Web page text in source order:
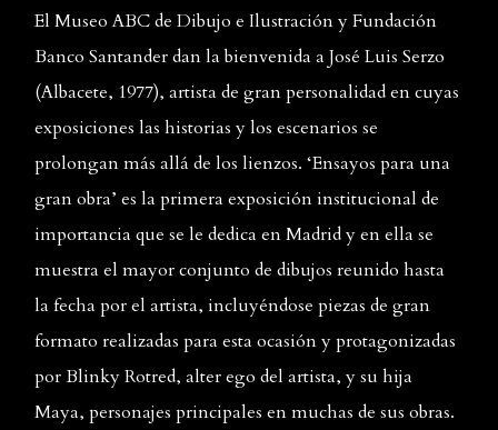
El Museo ABC de Dibujo e Ilustración y Fundación
Banco Santander dan la bienvenida a José Luis Serzo
(Albacete, 1977), artista de gran personalidad en cuyas
exposiciones las historias y los escenarios se
prolongan más allá de los lienzos. ‘Ensayos para una
gran obra’ es la primera exposición institucional de
importancia que se le dedica en Madrid y en ella se
muestra el mayor conjunto de dibujos reunido hasta
la fecha por el artista, incluyéndose piezas de gran
formato realizadas para esta ocasión y protagonizadas
por Blinky Rotred, alter ego del artista, y su hija
Maya, personajes principales en muchas de sus obras.